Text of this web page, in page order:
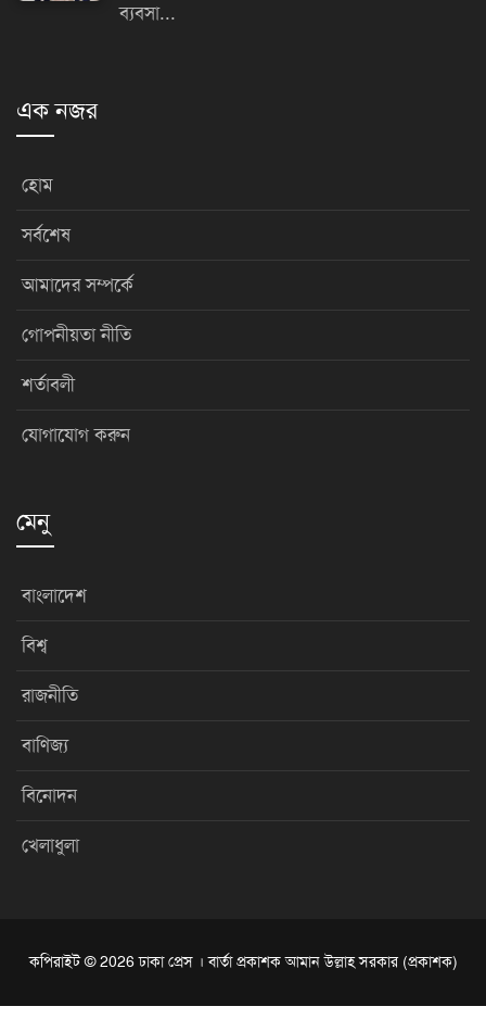
ব্যবসা...
এক নজর
হোম
সর্বশেষ
আমাদের সম্পর্কে
গোপনীয়তা নীতি
শর্তাবলী
যোগাযোগ করুন
মেনু
বাংলাদেশ
বিশ্ব
রাজনীতি
বাণিজ্য
বিনোদন
খেলাধুলা
কপিরাইট © 2026 ঢাকা প্রেস । বার্তা প্রকাশক আমান উল্লাহ সরকার (প্রকাশক)